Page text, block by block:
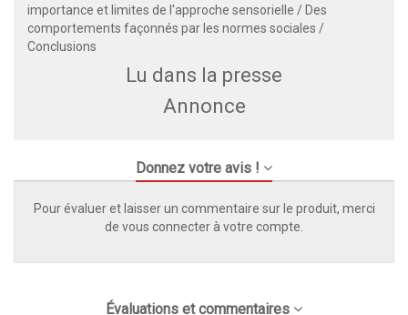
importance et limites de l'approche sensorielle / Des
comportements façonnés par les normes sociales /
Conclusions
Lu dans la presse
Annonce
Donnez votre avis !
Pour évaluer et laisser un commentaire sur le produit, merci
de vous connecter à votre compte.
Évaluations et commentaires